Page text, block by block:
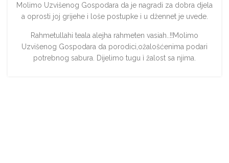
Molimo Uzvišenog Gospodara da je nagradi za dobra djela
a oprosti joj grijehe i loše postupke i u džennet je uvede.
Rahmetullahi teala alejha rahmeten vasiah..!!Molimo
Uzvišenog Gospodara da porodici,ožalošćenima podari
potrebnog sabura. Dijelimo tugu ì žalost sa njima.